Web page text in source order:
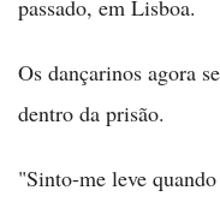
passado, em Lisboa.
Os dançarinos agora
dentro da prisão.
"Sinto-me leve